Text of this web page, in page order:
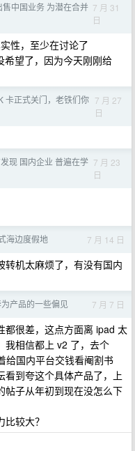
中国业务 为潜在合并 7 月 31
日
性，至少在讨论了
望了，因为今天刚刚给
卡正式关门，老铁们你 7 月 27
日
现 国内企业 普遍在学 7 月 23
日
海边度假地 7 月 14 日
转机太麻烦了，有没有国内
产品的一些偏见 7 月 7 日
都很差，这点方面离 ipad 太
我相信都上 v2 了，去个
给国内平台交钱看阉割书
看到夸这个具体产品了，上
帖子从年初到现在没怎么下
较大？